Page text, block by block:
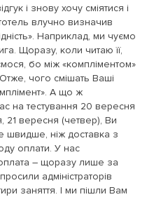
і знову хочу сміятися і
влучно визначив
Наприклад, ми чуємо
Щоразу, коли читаю її,
бо між «компліментом»
Отже, чого смішать Ваші
А що ж
на тестування 20 вересня
21 вересня (четвер), Ви
швидше, ніж доставка з
оплати. У нас
– щоразу лише за
адміністраторів
заняття. І ми пішли Вам